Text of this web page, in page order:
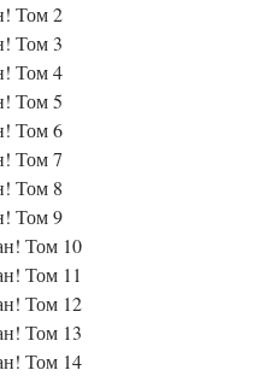
Том 2
Том 3
Том 4
Том 5
Том 6
Том 7
Том 8
Том 9
Том 10
Том 11
Том 12
Том 13
Том 14